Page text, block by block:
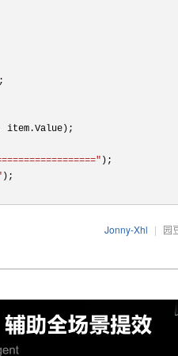
item.Value);
);
);
Jonny-Xhl | 园